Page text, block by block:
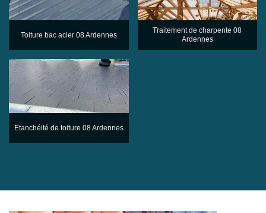
Toiture bac acier 08 Ardennes
Traitement de charpente 08
Ardennes
Etanchéité de toiture 08 Ardennes